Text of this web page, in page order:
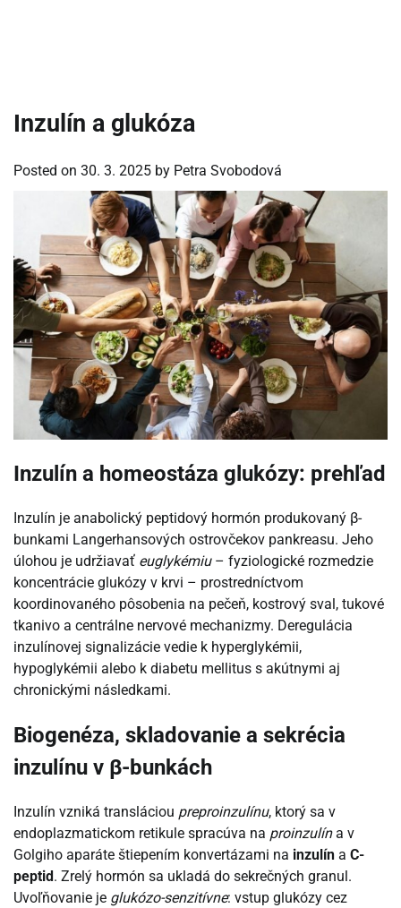
Inzulín a glukóza
Posted on 30. 3. 2025 by Petra Svobodová
Inzulín a homeostáza glukózy: prehľad
Inzulín je anabolický peptidový hormón produkovaný β-
bunkami Langerhansových ostrovčekov pankreasu. Jeho
úlohou je udržiavať euglykémiu– fyziologické rozmedzie
koncentrácie glukózy v krvi – prostredníctvom
koordinovaného pôsobenia na pečeň, kostrový sval, tukové
tkanivo a centrálne nervové mechanizmy. Deregulácia
inzulínovej signalizácie vedie k hyperglykémii,
hypoglykémii alebo k diabetu mellitus s akútnymi aj
chronickými následkami.
Biogenéza, skladovanie a sekrécia
inzulínu v β-bunkách
Inzulín vzniká transláciou preproinzulínu, ktorý sa v
endoplazmatickom retikule spracúva na proinzulína v
Golgiho aparáte štiepením konvertázami na inzulín a C-
peptid. Zrelý hormón sa ukladá do sekrečných granul.
Uvoľňovanie je glukózo-senzitívne: vstup glukózy cez